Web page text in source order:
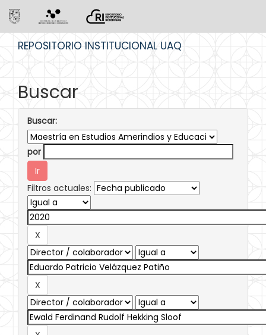
REPOSITORIO INSTITUCIONAL UAQ
Buscar
Buscar:
por
Filtros actuales: